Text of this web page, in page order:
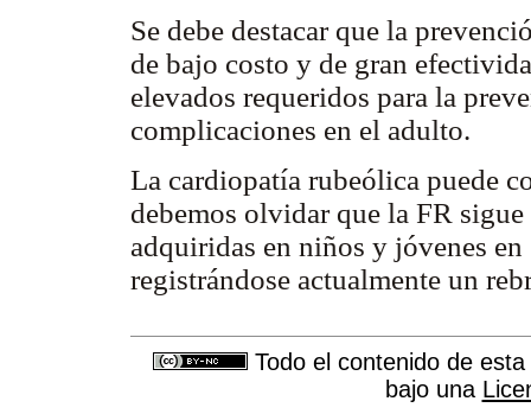
Se debe destacar que la
de bajo costo y de gran
elevados requeridos para la
complicaciones en el adulto.
La cardiopatía rubeólica puede
debemos olvidar que la FR
adquiridas en niños y jóvenes
registrándose actualmente un
Todo el contenido de
bajo una